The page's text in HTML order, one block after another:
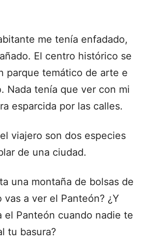
me tenía enfadado,
El centro histórico se
parque temático de arte e
Nada tenía que ver con mi
esparcida por las calles.
viajero son dos especies
de una ciudad.
una montaña de bolsas de
vas a ver el Panteón? ¿Y
el Panteón cuando nadie te
tu basura?